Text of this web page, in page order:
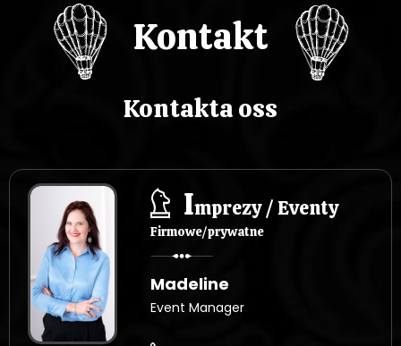
Kontakt
Kontakta oss
Imprezy / Eventy
Firmowe/prywatne
Madeline
Event Manager